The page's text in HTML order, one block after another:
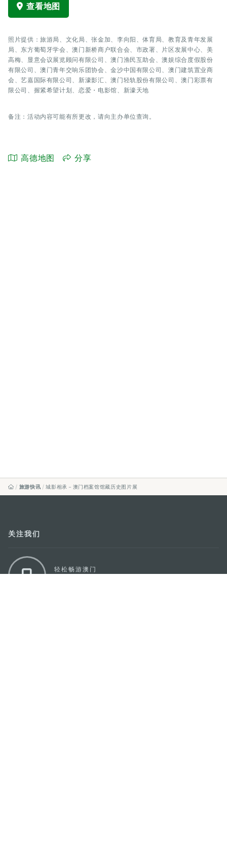
查看地图
照片提供：旅游局、文化局、张金加、李向阳、体育局、教育及青年发展
局、东方葡萄牙学会、澳门新桥商户联合会、市政署、片区发展中心、美
高梅、显意会议展览顾问有限公司、澳门渔民互助会、澳娱综合度假股份
有限公司、澳门青年交响乐团协会、金沙中国有限公司、澳门建筑置业商
会、艺嘉国际有限公司、新濠影汇、澳门轻轨股份有限公司、澳门彩票有
限公司、握紧希望计划、恋爱・电影馆、新濠天地
备注：活动内容可能有所更改，请向主办单位查询。
高德地图 分享
旅游快讯 城影相承－澳门档案馆馆藏历史图片展
关注我们
轻松畅游澳门